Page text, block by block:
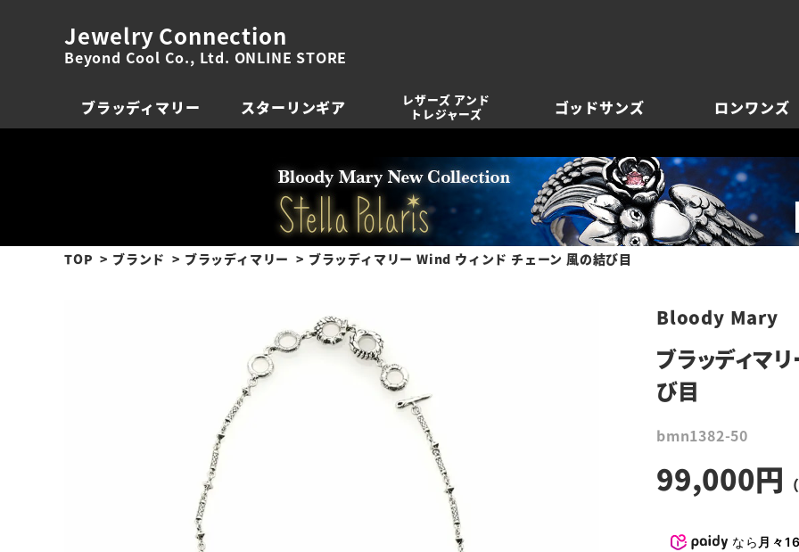
Jewelry Connection
Beyond Cool Co., Ltd. ONLINE STORE
ブラッディマリー スターリンギア
レザーズ アンド
トレジャーズ
ゴッドサンズ ロンワンズ
TOP ブランド ブラッディマリー ブラッディマリー Wind ウィンド チェーン 風の結び目
Bloody Mary
ブラッディマ
び目
bmn1382-50
99,000
なら 月々